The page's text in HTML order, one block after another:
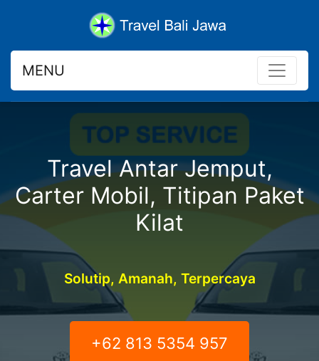
MENU
Travel Antar Jemput,
Carter Mobil, Titipan Paket
Kilat
Solutip, Amanah, Terpercaya
+62 813 5354 957